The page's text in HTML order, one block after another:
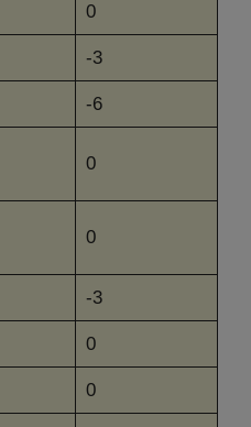
0
-3
-6
0
0
-3
0
0